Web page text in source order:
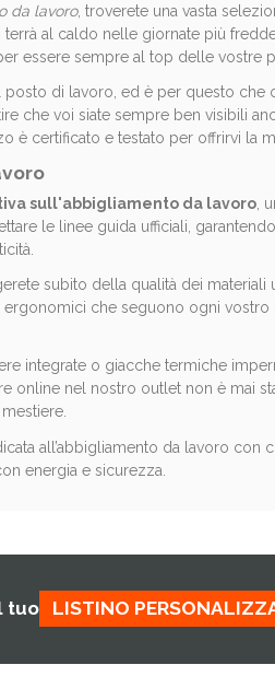
da lavoro, troverete una vasta
terrà al caldo nelle giornate più
essere sempre al top delle vostre
di lavoro, ed è per questo
che voi siate sempre ben visibili
è certificato e testato per offrirvi la
sull'abbigliamento da lavoro ,
le linee guida ufficiali,
subito della qualità dei materiali
che seguono ogni
integrate o giacche termiche
online nel nostro outlet non è mai
all’abbigliamento da lavoro
energia e sicurezza.
tuo LISTINO